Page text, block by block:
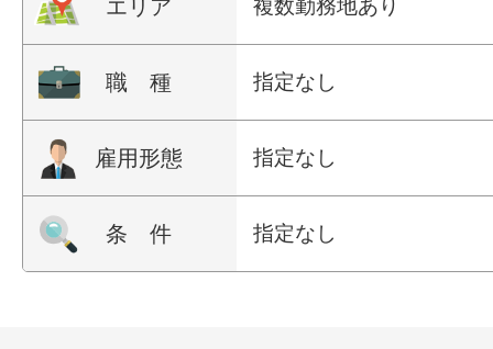
エリア 複数勤務地あり
職 種 指定なし
雇用形態 指定なし
条 件 指定なし